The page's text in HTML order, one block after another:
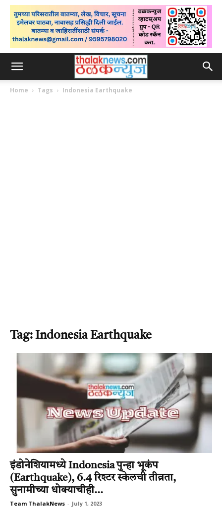
Home Tags Indonesia Earthquake
Tag: Indonesia Earthquake
इंडोनेशियामध्ये Indonesia पुन्हा भूकंप
(Earthquake), 6.4 रिश्टर स्केलची तीव्रता,
सुनामीच्या धोक्याचीही...
Team ThalakNews - July 1, 2023